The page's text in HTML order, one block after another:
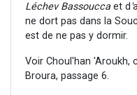
Léchev Bassouccaet d'
ne dort pas dans la
est de ne pas y dormir.
Voir Choul'han 'Aroukh,
Broura, passage 6.